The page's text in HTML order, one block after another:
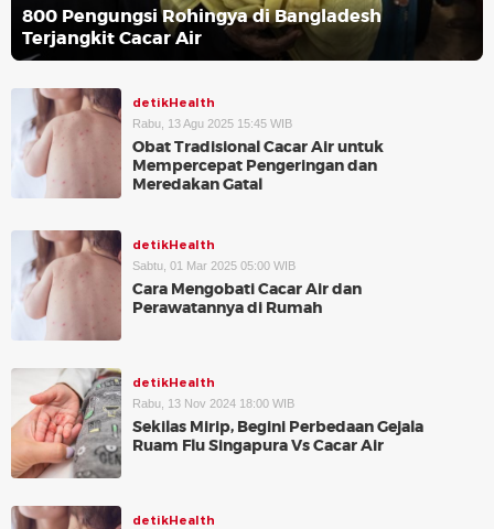
800 Pengungsi Rohingya di Bangladesh
Terjangkit Cacar Air
detikHealth
Rabu, 13 Agu 2025 15:45 WIB
Obat Tradisional Cacar Air untuk
Mempercepat Pengeringan dan
Meredakan Gatal
detikHealth
Sabtu, 01 Mar 2025 05:00 WIB
Cara Mengobati Cacar Air dan
Perawatannya di Rumah
detikHealth
Rabu, 13 Nov 2024 18:00 WIB
Sekilas Mirip, Begini Perbedaan Gejala
Ruam Flu Singapura Vs Cacar Air
detikHealth